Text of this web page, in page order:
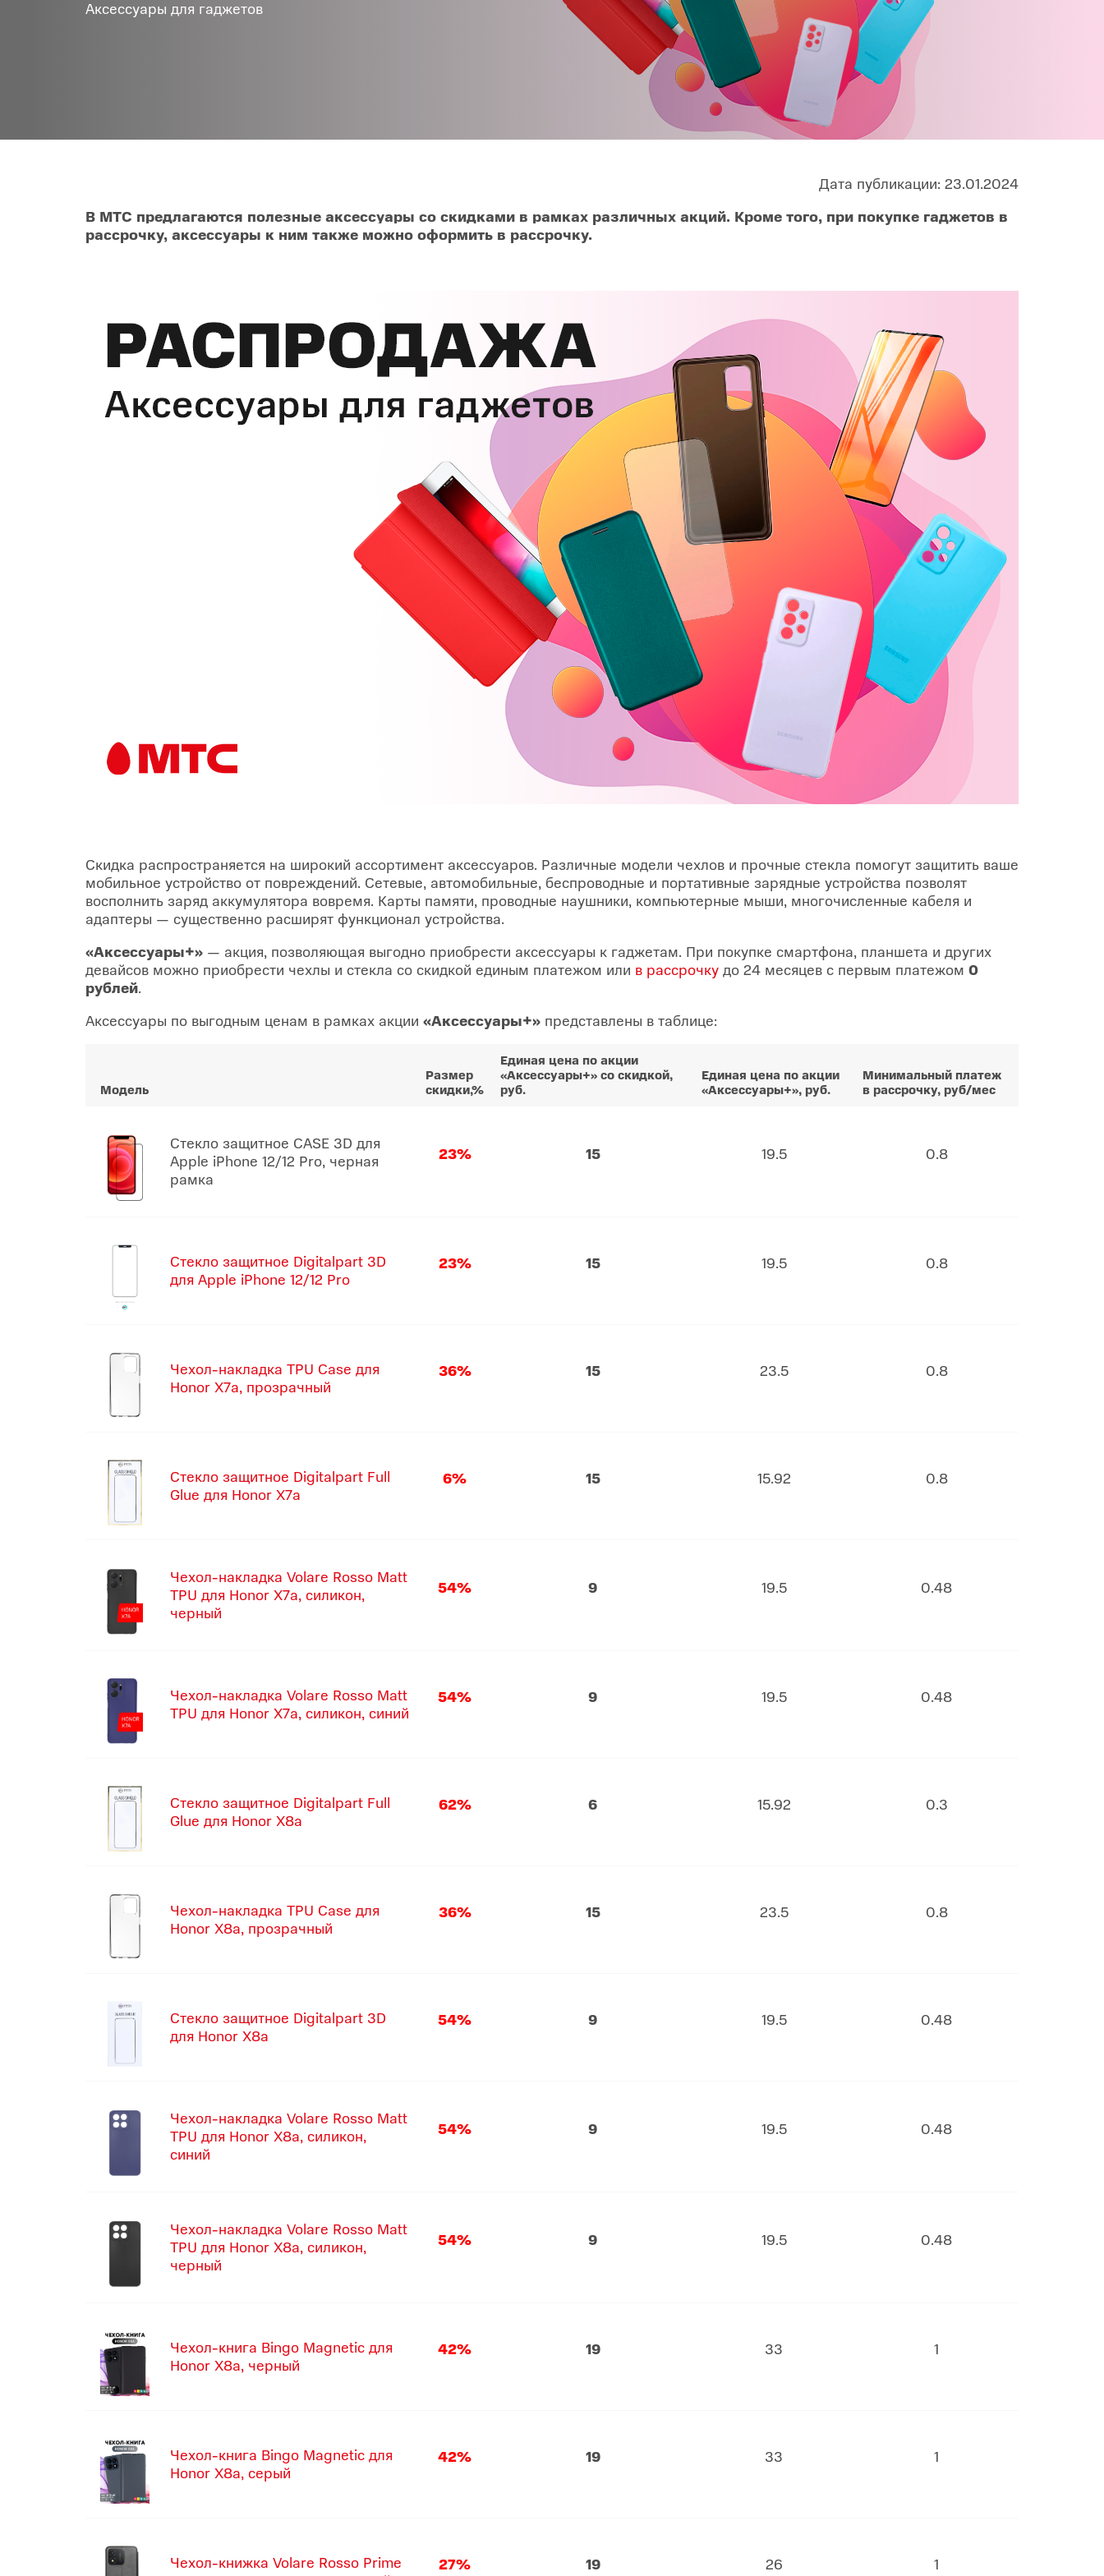
POCO C
TCL vivo
vivo Y
vivo V
vivo X
Infinix
Infinix GT
Infinix Note
TECNO
Товары для дома
Интернет для дома
Cертификаты
Популярное
Аксессуары для гаджетов
Дата публикации: 23.01.2024
В МТС предлагаются полезные аксессуары со скидками в рамках различных акций. Кроме того, при покупке гаджетов в
рассрочку, аксессуары к ним также можно оформить в рассрочку.
Скидка распространяется на широкий ассортимент аксессуаров. Различные модели чехлов и прочные стекла помогут защитить ваше
мобильное устройство от повреждений. Сетевые, автомобильные, беспроводные и портативные зарядные устройства позволят
восполнить заряд аккумулятора вовремя. Карты памяти, проводные наушники, компьютерные мыши, многочисленные кабеля и
адаптеры — существенно расширят функционал устройства.
«Аксессуары+» — акция, позволяющая выгодно приобрести аксессуары к гаджетам. При покупке смартфона, планшета и других
девайсов можно приобрести чехлы и стекла со скидкой единым платежом или в рассрочку до 24 месяцев с первым платежом 0
рублей.
Аксессуары по выгодным ценам в рамках акции «Аксессуары+» представлены в таблице:
Модель
Размер
скидки,%
Единая цена по акции
«Аксессуары+» со скидкой,
руб.
Единая цена по акции
«Аксессуары+», руб.
Минимальный платеж
в рассрочку, руб/мес
Стекло защитное CASE 3D для
Apple iPhone 12/12 Pro, черная
рамка
23% 15 19.5 0.8
Стекло защитное Digitalpart 3D
для Apple iPhone 12/12 Pro
23% 15 19.5 0.8
Чехол-накладка TPU Case для
Honor X7a, прозрачный
36% 15 23.5 0.8
Стекло защитное Digitalpart Full
Glue для Honor X7a
6% 15 15.92 0.8
Чехол-накладка Volare Rosso Matt
TPU для Honor X7a, силикон,
черный
54% 9 19.5 0.48
Чехол-накладка Volare Rosso Matt
TPU для Honor X7a, силикон, синий
54% 9 19.5 0.48
Стекло защитное Digitalpart Full
Glue для Honor X8a
62% 6 15.92 0.3
Чехол-накладка TPU Case для
Honor X8a, прозрачный
36% 15 23.5 0.8
Стекло защитное Digitalpart 3D
для Honor X8a
54% 9 19.5 0.48
Чехол-накладка Volare Rosso Matt
TPU для Honor X8a, силикон,
синий
54% 9 19.5 0.48
Чехол-накладка Volare Rosso Matt
TPU для Honor X8a, силикон,
черный
54% 9 19.5 0.48
Чехол-книга Bingo Magnetic для
Honor X8a, черный
42% 19 33 1
Чехол-книга Bingo Magnetic для
Honor X8a, серый
42% 19 33 1
Чехол-книжка Volare Rosso Prime
27% 19 26 1